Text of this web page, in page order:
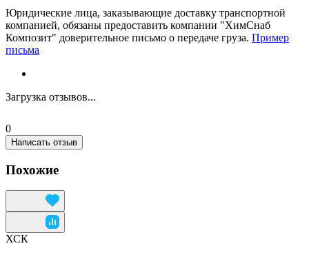
Юридические лица, заказывающие доставку транспортной
компанией, обязаны предоставить компании "ХимСнаб
Композит" доверительное письмо о передаче груза. Пример
письма
Загрузка отзывов...
0
Написать отзыв
Похожие
ХСК